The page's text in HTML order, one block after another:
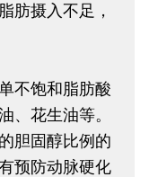
肪摄入不足，
不饱和脂肪酸
、花生油等。
胆固醇比例的
预防动脉硬化